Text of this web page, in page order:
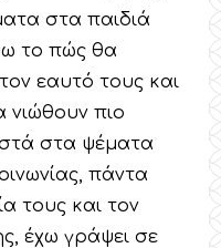
στα παιδιά
το πώς θα
εαυτό τους και
νιώθουν πιο
στα ψέματα
πάντα
τους και τον
έχω γράψει σε